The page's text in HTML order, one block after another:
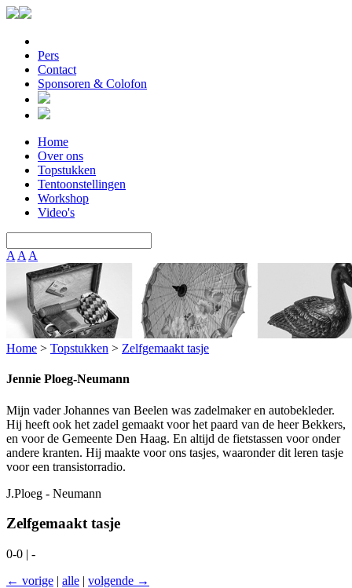
Pers
Contact
Sponsoren & Colofon
Home
Over ons
Topstukken
Tentoonstellingen
Workshop
Video's
A A A
Home > Topstukken > Zelfgemaakt tasje
Jennie Ploeg-Neumann
Mijn vader Johannes van Beelen was zadelmaker en autobekleder.
Hij heeft ook het zadel gemaakt voor het paard van de heer Bekkers,
en voor de Gemeente Den Haag. En altijd de fietstassen voor onder
andere kranten. Hij maakte voor ons tasjes, waaronder dit leren tasje
voor een transistorradio.
J.Ploeg - Neumann
Zelfgemaakt tasje
0-0 | -
← vorige | alle | volgende →